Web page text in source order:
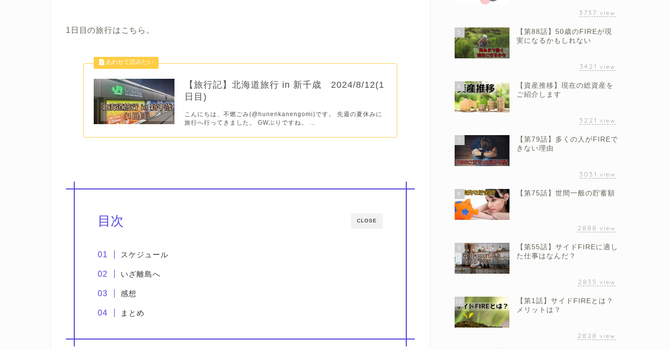
1日目の旅行はこちら。
【旅行記】北海道旅行 in 新千歳 2024/8/12(1
日目)
こんにちは、不燃ごみ(@hunenkanengomi)です。 先週の夏休みに
旅行へ行ってきました。 GWぶりですね。 ...
CLOSE
目次
スケジュール
いざ離島へ
感想
まとめ
3737 view
5
【第88話】50歳のFIREが現
実になるかもしれない
3421 view
6
【資産推移】現在の総資産を
ご紹介します
3221 view
7
【第79話】多くの人がFIREで
きない理由
3031 view
8 【第75話】世間一般の貯蓄額
2888 view
9
【第55話】サイドFIREに適し
た仕事はなんだ？
2835 view
10
【第1話】サイドFIREとは？
メリットは？
2828 view